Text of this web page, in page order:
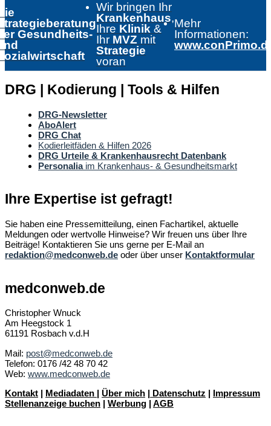
Gesundheits-
Wir bringen Ihr
Krankenhaus,
Ihre Klinik &
Ihr MVZ mit
Strategie
voran
Mehr
Informationen:
DRG | Kodierung | Tools & Hilfen
DRG-Newsletter
AboAlert
DRG Chat
Kodierleitfäden & Hilfen 2026
DRG Urteile & Krankenhausrecht Datenbank
Personaliaim Krankenhaus- & Gesundheitsmarkt
Ihre Expertise ist gefragt!
Sie haben eine Pressemitteilung, einen Fachartikel, aktuelle
Meldungen oder wertvolle Hinweise? Wir freuen uns über Ihre
Beiträge! Kontaktieren Sie uns gerne per E-Mail an
redaktion@medconweb.de oder über unser Kontaktformular
medconweb.de
Christopher Wnuck
Am Heegstock 1
61191 Rosbach v.d.H
Mail: post@medconweb.de
Telefon: 0176 /42 48 70 42
Web: www.medconweb.de
Kontakt | Mediadaten | Über mich | Datenschutz | Impressum
Stellenanzeige buchen | Werbung | AGB